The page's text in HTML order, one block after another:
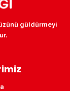
güldürmeyi